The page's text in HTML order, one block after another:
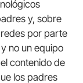
y, sobre
por parte
no un equipo
contenido de
los padres